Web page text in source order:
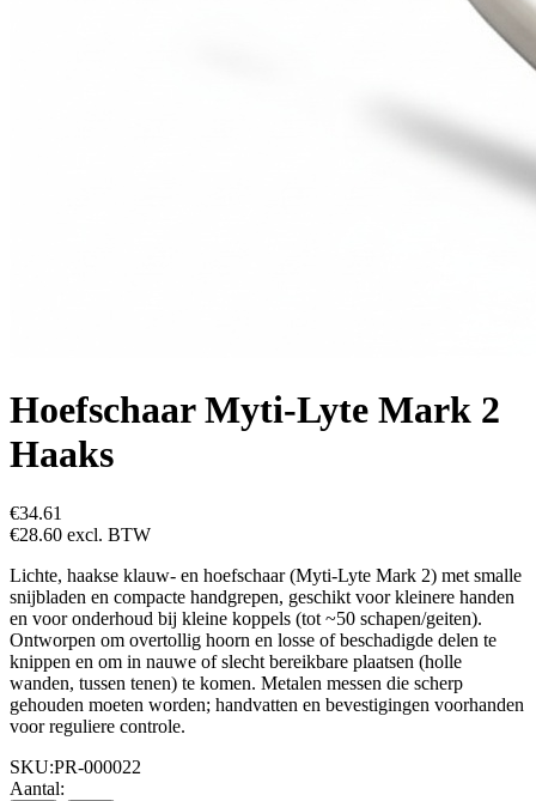
Hoefschaar Myti-Lyte Mark 2
Haaks
€34.61
€28.60 excl. BTW
Lichte, haakse klauw- en hoefschaar (Myti‑Lyte Mark 2) met smalle
snijbladen en compacte handgrepen, geschikt voor kleinere handen
en voor onderhoud bij kleine koppels (tot ~50 schapen/geiten).
Ontworpen om overtollig hoorn en losse of beschadigde delen te
knippen en om in nauwe of slecht bereikbare plaatsen (holle
wanden, tussen tenen) te komen. Metalen messen die scherp
gehouden moeten worden; handvatten en bevestigingen voorhanden
voor reguliere controle.
SKU:PR-000022
Aantal: